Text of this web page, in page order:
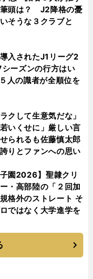
頭は？ J2降格の憂
そうな３クラブと
入されたJ1リーグ2
ーズンの行方はい
人の識者が全順位を
クして生意気だな」
若いくせに」厳しい言
られるも佐藤慎太郎
りとファンへの思い
子園2026】聖隷クリ
・高部陸の「２回加
格外のストレート そ
ではなく大学進学を